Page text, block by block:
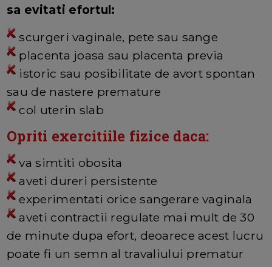
sa evitati efortul:
scurgeri vaginale, pete sau sange
placenta joasa sau placenta previa
istoric sau posibilitate de avort spontan
sau de nastere premature
col uterin slab
Opriti exercitiile fizice daca:
va simtiti obosita
aveti dureri persistente
experimentati orice sangerare vaginala
aveti contractii regulate mai mult de 30
de minute dupa efort, deoarece acest lucru
poate fi un semn al travaliului prematur